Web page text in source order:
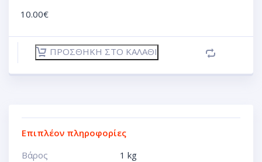
10.00€
ΠΡΟΣΘΉΚΗ ΣΤΟ ΚΑΛΆΘΙ
Επιπλέον πληροφορίες
Βάρος
1 kg